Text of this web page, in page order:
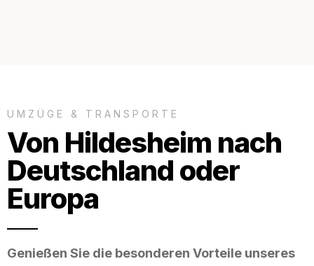
UMZÜGE & TRANSPORTE
Von Hildesheim nach
Deutschland oder
Europa
Genießen Sie die besonderen Vorteile unseres